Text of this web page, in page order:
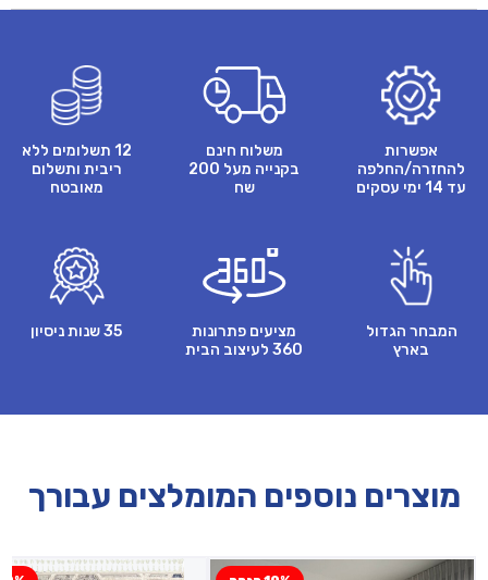
אפשרות
להחזרה/החלפה
עד 14 ימי עסקים
משלוח חינם
בקנייה מעל 200
שח
12 תשלומים ללא
ריבית ותשלום
מאובטח
המבחר הגדול
בארץ
מציעים פתרונות
360 לעיצוב הבית
35 שנות ניסיון
מוצרים נוספים המומלצים עבורך